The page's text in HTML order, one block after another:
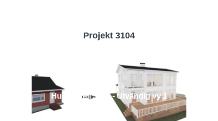
Projekt 3104
Husmodell 3104 - Utvändig vy 1